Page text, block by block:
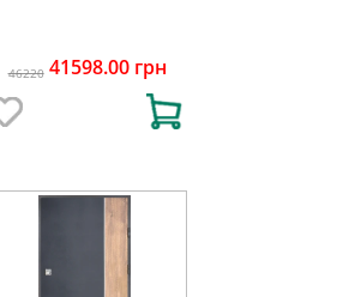
46220 41598.00 грн